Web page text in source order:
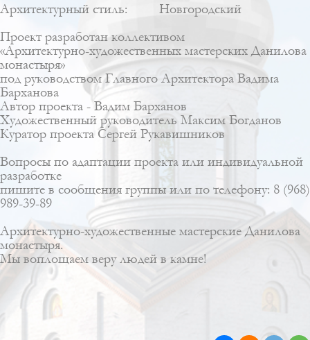
Архитектурный стиль:
Новгородский
Проект разработан коллективом
«Архитектурно-художественных мастерских Данилова
монастыря»
под руководством Главного Архитектора Вадима
Барханова
Автор проекта - Вадим Барханов
Художественный руководитель Максим Богданов
Куратор проекта Сергей Рукавишников
Вопросы по адаптации проекта или индивидуальной
разработке
пишите в сообщения группы или по телефону: 8 (968)
989-39-89
Архитектурно-художественные мастерские Данилова
монастыря.
Мы воплощаем веру людей в камне!